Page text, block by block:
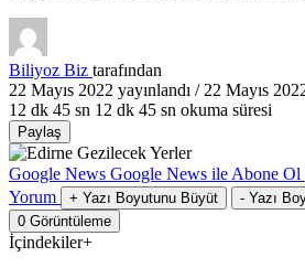
Biliyoz Biz tarafından
22 Mayıs 2022 yayınlandı / 22 Mayıs
12 dk 45 sn 12 dk 45 sn okuma süresi
Paylaş
Google News Google News ile Abone Ol
Yorum
+ Yazı Boyutunu Büyüt - Yazı
0 Görüntüleme
İçindekiler+